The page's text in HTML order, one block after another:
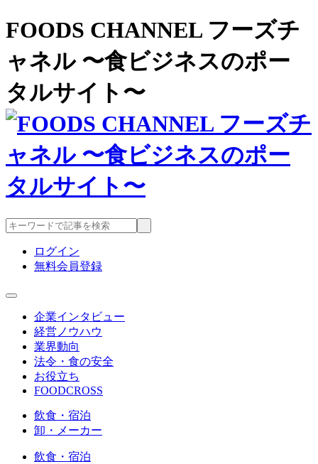
FOODS CHANNEL フーズチ
ャネル 〜食ビジネスのポー
タルサイト〜
ログイン
無料会員登録
企業インタビュー
経営ノウハウ
業界動向
法令・食の安全
お役立ち
FOODCROSS
飲食・宿泊
卸・メーカー
飲食・宿泊